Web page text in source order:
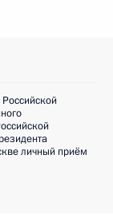
личный приём